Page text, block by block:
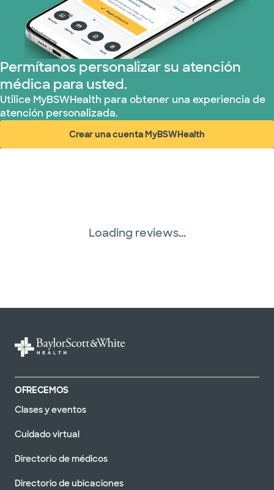
Medicare (1 planes)
Nebraska Furniture Mart (3 planes)
Optum (1 plans)
WellMed (13 planes)
Permítanos personalizar su atención
médica para usted.
Utilice MyBSWHealth para obtener una experiencia de
atención personalizada.
Crear una cuenta MyBSWHealth
(abre en ventana nueva)
Loading reviews...
OFRECEMOS
Clases y eventos
Cuidado virtual
Directorio de médicos
Directorio de ubicaciones